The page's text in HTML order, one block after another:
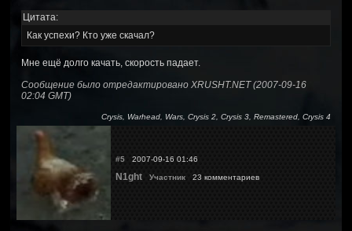
Цитата:
Как успехи? Кто уже скачал?
Мне ещё долго качать, скорость падает.
Сообщение было отредактировано XRUSHT.NET (2007-09-16
02:04 GMT)
Crysis, Warhead, Wars, Crysis 2, Crysis 3, Remastered, Crysis 4
#5 2007-09-16 01:46
N1ght Участник 23 комментариев